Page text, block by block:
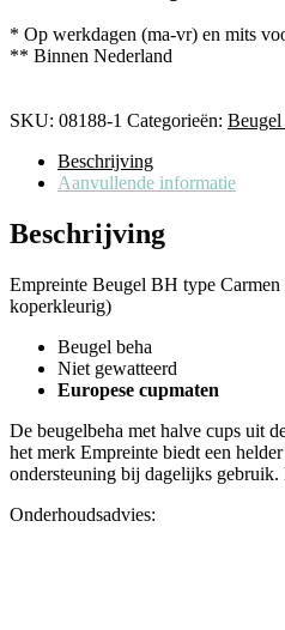
* Op werkdagen (ma-vr) en mits
** Binnen Nederland
SKU: 08188-1 Categorieën:
Beschrijving
Aanvullende informatie
Beschrijving
Empreinte Beugel BH type
koperkleurig)
Beugel beha
Niet gewatteerd
Europese cupmaten
De beugelbeha met halve cups uit
het merk Empreinte biedt een
ondersteuning bij dagelijks
Onderhoudsadvies: